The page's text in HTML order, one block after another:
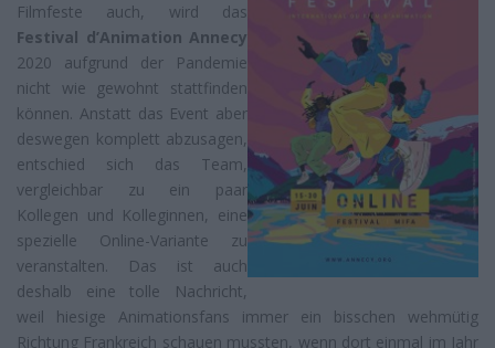
Filmfeste auch, wird das
Festival d’Animation Annecy
2020 aufgrund der Pandemie
nicht wie gewohnt stattfinden
können. Anstatt das Event aber
deswegen komplett abzusagen,
entschied sich das Team,
vergleichbar zu ein paar
Kollegen und Kolleginnen, eine
spezielle Online-Variante zu
veranstalten. Das ist auch
deshalb eine tolle Nachricht,
weil hiesige Animationsfans immer ein bisschen wehmütig
Richtung Frankreich schauen mussten, wenn dort einmal im Jahr